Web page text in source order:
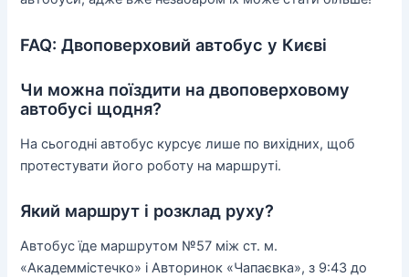
FAQ: Двоповерховий автобус у Києві
Чи можна поїздити на двоповерховому
автобусі щодня?
На сьогодні автобус курсує лише по вихідних, щоб
протестувати його роботу на маршруті.
Який маршрут і розклад руху?
Автобус їде маршрутом №57 між ст. м.
«Академмістечко» і Авторинок «Чапаєвка», з 9:43 до